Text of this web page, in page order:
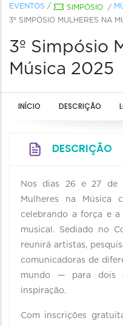
EVENTOS / SIMPÓSIO /
3º SIMPÓSIO MULHERES NA
3º Simpósio
Música 2025
INÍCIO DESCRIÇÃO
DESCRIÇÃO
Nos dias 26 e 27 de
Mulheres na Música
celebrando a força e a
musical. Sediado no
reunirá artistas,
comunicadoras de
mundo — para dois
inspiração.
Com inscrições